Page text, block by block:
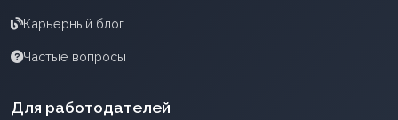
Карьерный блог
Частые вопросы
Для работодателей